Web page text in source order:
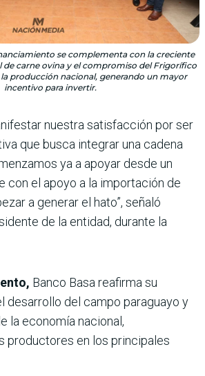
se complementa con la creciente
carne ovina y el compromiso del Frigorífico
producción nacional, generando un mayor
incentivo para invertir.
nuestra satisfacción por ser
que busca integrar una cadena
ya a apoyar desde un
con el apoyo a la importación de
a generar el hato”, señaló
de la entidad, durante la
Banco Basa reafirma su
desarrollo del campo paraguayo y
la economía nacional,
productores en los principales